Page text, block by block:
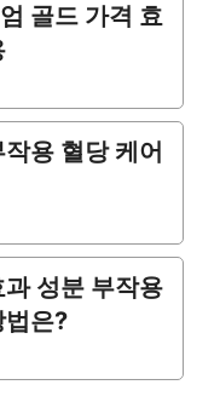
골드 가격 효
용 혈당 케어
성분 부작용
법은?